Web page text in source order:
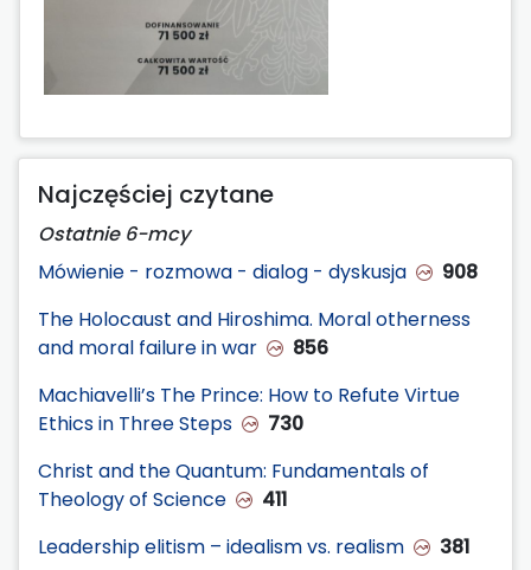
Najczęściej czytane
Ostatnie 6-mcy
Mówienie - rozmowa - dialog - dyskusja
908
The Holocaust and Hiroshima. Moral otherness
and moral failure in war
856
Machiavelli’s The Prince: How to Refute Virtue
Ethics in Three Steps
730
Christ and the Quantum: Fundamentals of
Theology of Science
411
Leadership elitism – idealism vs. realism
381